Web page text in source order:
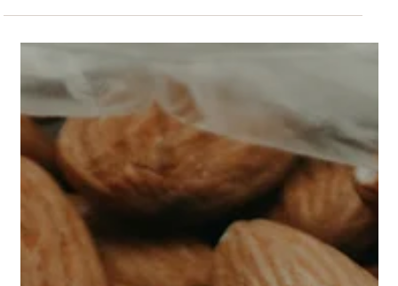
כחומרים מחזקים ומשקמים, במיוחד לאחר חולשה, טראומה או מחלה
ממושכת. לעיתים משתמשים בשמות מומיו ושילג'יט כאילו מדובר באותו
חומר. אכן קיים ביניהם דמיון רב, ולעיתים אף נמכרים מוצרים דומים תחת
שני השמות.